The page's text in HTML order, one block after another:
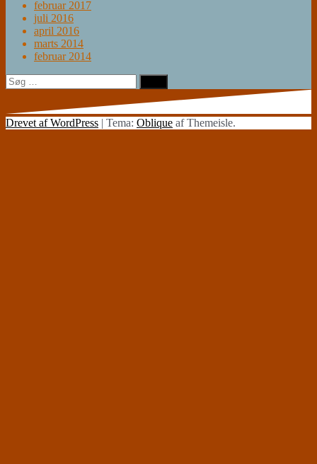
februar 2017
juli 2016
april 2016
marts 2014
februar 2014
Søg
efter:
Drevet af WordPress | Tema: Oblique af Themeisle.